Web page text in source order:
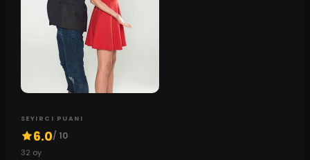
SEYIRCI PUANI
6.0/ 10
32 oy